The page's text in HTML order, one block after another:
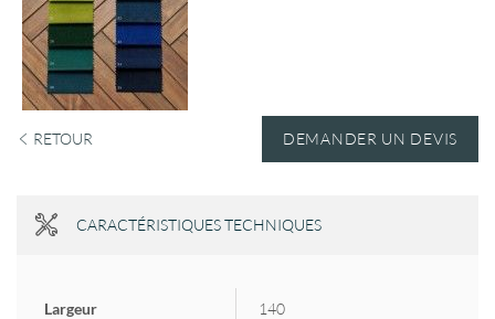
RETOUR DEMANDER UN DEVIS
CARACTÉRISTIQUES TECHNIQUES
Largeur 140